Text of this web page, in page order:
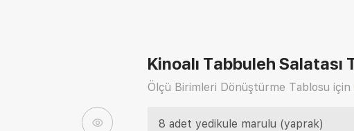
Kinoalı Tabbuleh Salatası
Ölçü Birimleri Dönüştürme Tablosu için
8 adet yedikule marulu (yaprak)